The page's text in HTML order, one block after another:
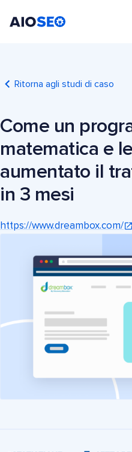
Ritorna agli studi di caso
Come un
matematica e
aumentato il
in 3 mesi
https://www.dreambox.com/